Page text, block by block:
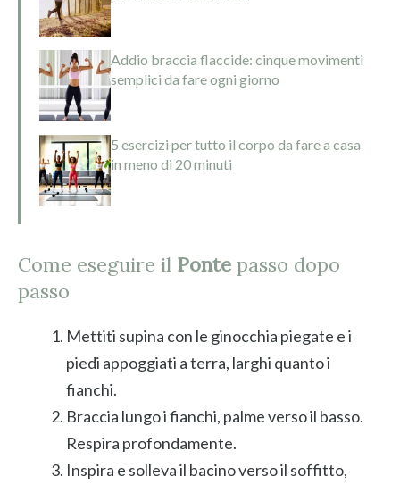
Addio braccia flaccide: cinque movimenti
semplici da fare ogni giorno
5 esercizi per tutto il corpo da fare a casa
in meno di 20 minuti
Come eseguire il Ponte passo dopo
passo
Mettiti supina con le ginocchia piegate e i
piedi appoggiati a terra, larghi quanto i
fianchi.
Braccia lungo i fianchi, palme verso il basso.
Respira profondamente.
Inspira e solleva il bacino verso il soffitto,